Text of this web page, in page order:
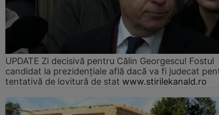
UPDATE Zi decisivă pentru Călin Georgescu! Fostul
candidat la prezidențiale află dacă va fi judecat
tentativă de lovitură de stat www.stirilekanald.ro